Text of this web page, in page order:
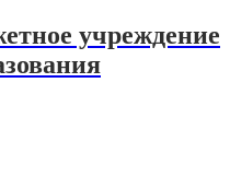
учреждение